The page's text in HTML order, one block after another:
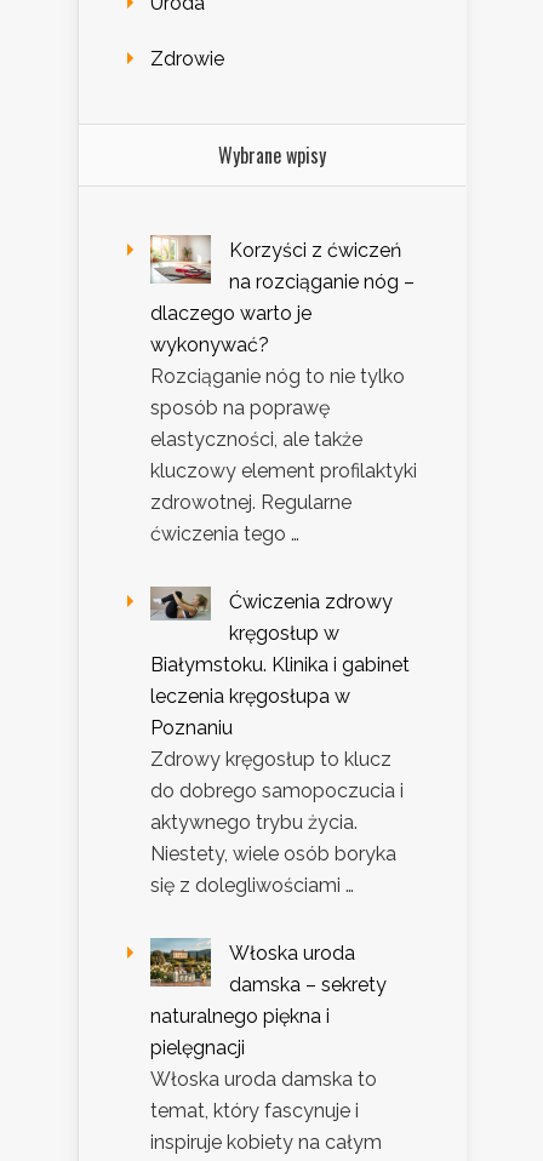
Zdrowie
Wybrane wpisy
Korzyści z ćwiczeń
na rozciąganie nóg –
dlaczego warto je
wykonywać?
Rozciąganie nóg to nie tylko
sposób na poprawę
elastyczności, ale także
kluczowy element profilaktyki
zdrowotnej. Regularne
ćwiczenia tego …
Ćwiczenia zdrowy
kręgosłup w
Białymstoku. Klinika i gabinet
leczenia kręgosłupa w
Poznaniu
Zdrowy kręgosłup to klucz
do dobrego samopoczucia i
aktywnego trybu życia.
Niestety, wiele osób boryka
się z dolegliwościami …
Włoska uroda
damska – sekrety
naturalnego piękna i
pielęgnacji
Włoska uroda damska to
temat, który fascynuje i
inspiruje kobiety na całym